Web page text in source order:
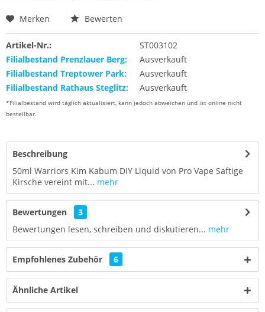
Merken Bewerten
Artikel-Nr.:
ST003102
Filialbestand Prenzlauer Berg:
Ausverkauft
Filialbestand Treptower Park:
Ausverkauft
Filialbestand Rathaus Steglitz:
Ausverkauft
*Filialbestand wird täglich aktualisiert, kann jedoch abweichen und ist online nicht
bestellbar.
Beschreibung
50ml Warriors Kim Kabum DIY Liquid von Pro Vape Saftige
Kirsche vereint mit... mehr
Bewertungen
3
Bewertungen lesen, schreiben und diskutieren... mehr
Empfohlenes Zubehör 6
Ähnliche Artikel